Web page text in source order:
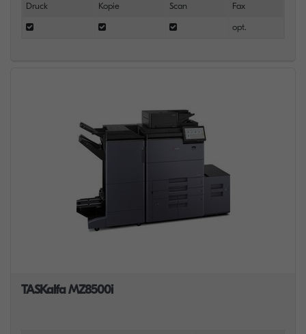
Druck Kopie Scan Fax
opt.
TASKalfa MZ8500i